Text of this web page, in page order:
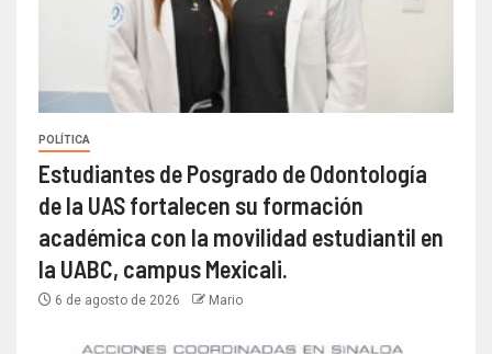
POLÍTICA
Estudiantes de Posgrado de Odontología
de la UAS fortalecen su formación
académica con la movilidad estudiantil en
la UABC, campus Mexicali.
6 de agosto de 2026 Mario